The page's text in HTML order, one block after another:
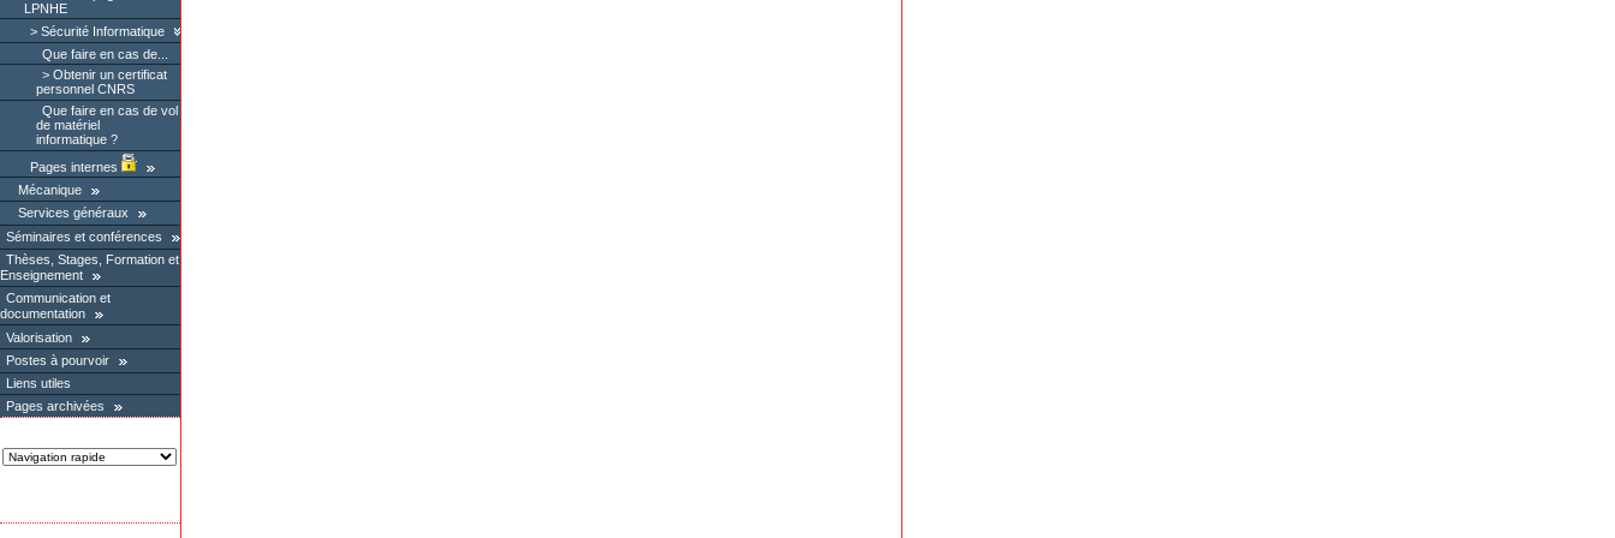
LPNHE
Sécurité Informatique
Que faire en cas de...
Obtenir un certificat
personnel CNRS
Que faire en cas de vol
de matériel
informatique ?
Pages internes
Mécanique
Services généraux
Séminaires et conférences
Thèses, Stages, Formation et
Enseignement
Communication et
documentation
Valorisation
Postes à pourvoir
Liens utiles
Pages archivées